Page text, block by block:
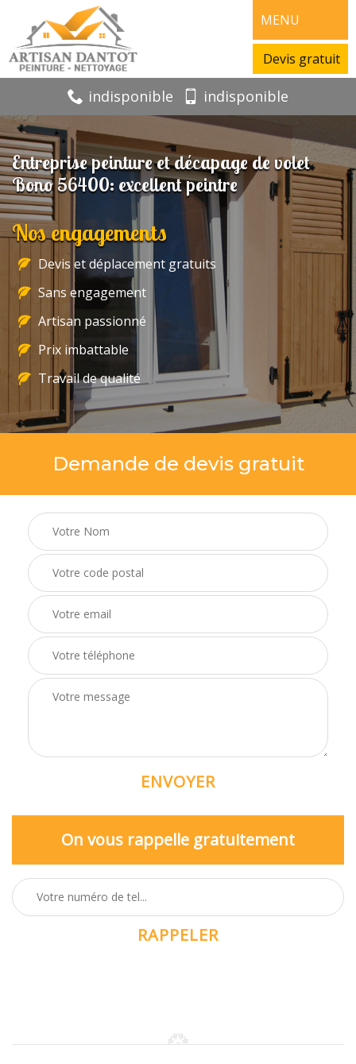
MENU
Devis gratuit
indisponible indisponible
Entreprise peinture et décapage de volet
Bono 56400: excellent peintre
Nos engagements
Devis et déplacement gratuits
Sans engagement
Artisan passionné
Prix imbattable
Travail de qualité
Demande de devis gratuit
On vous rappelle gratuitement